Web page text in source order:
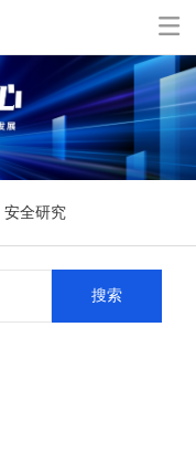

安全研究
搜索